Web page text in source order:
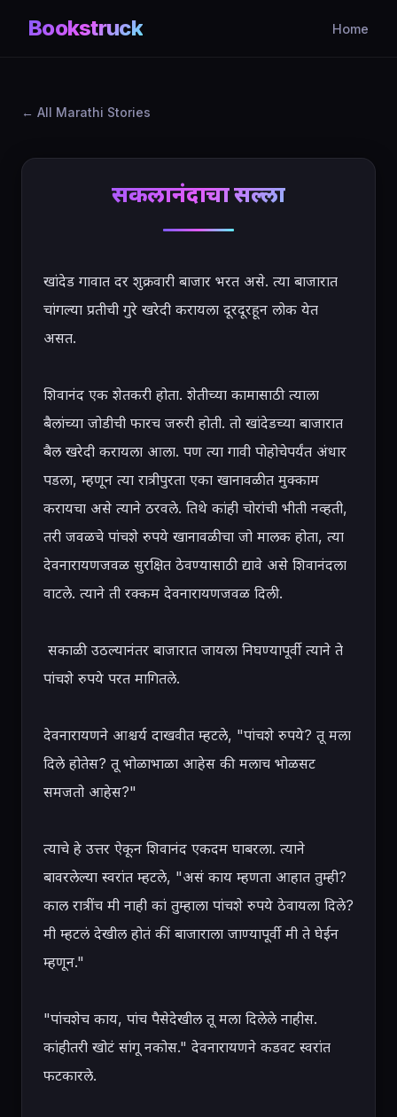
Bookstruck Home
All Marathi Stories
सकलानंदाचा सल्ला
खांदेड गावात दर शुक्रवारी बाजार भरत असे. त्या बाजारात
चांगल्या प्रतीची गुरे खरेदी करायला दूरदूरहून लोक येत
असत.
शिवानंद एक शेतकरी होता. शेतीच्या कामासाठी त्याला
बैलांच्या जोडीची फारच जरुरी होती. तो खांदेडच्या बाजारात
बैल खरेदी करायला आला. पण त्या गावी पोहोचेपर्यंत अंधार
पडला, म्हणून त्या रात्रीपुरता एका खानावळीत मुक्काम
करायचा असे त्याने ठरवले. तिथे कांही चोरांची भीती नव्हती,
तरी जवळचे पांचशे रुपये खानावळीचा जो मालक होता, त्या
देवनारायणजवळ सुरक्षित ठेवण्यासाठी द्यावे असे शिवानंदला
वाटले. त्याने ती रक्कम देवनारायणजवळ दिली.
पांचशे रुपये परत मागितले.
देवनारायणने आश्चर्य दाखवीत म्हटले, "पांचशे रुपये? तू मला
दिले होतेस? तू भोळाभाळा आहेस की मलाच भोळसट
समजतो आहेस?"
त्याचे हे उत्तर ऐकून शिवानंद एकदम घाबरला. त्याने
बावरलेल्या स्वरांत म्हटले, "असं काय म्हणता आहात तुम्ही?
काल रात्रींच मी नाही कां तुम्हाला पांचशे रुपये ठेवायला दिले?
मी म्हटलं देखील होतं कीं बाजाराला जाण्यापूर्वी मी ते घेईन
म्हणून."
"पांचशेच काय, पांच पैसेदेखील तू मला दिलेले नाहीस.
कांहीतरी खोटं सांगू नकोस." देवनारायणने कडवट स्वरांत
फटकारले.